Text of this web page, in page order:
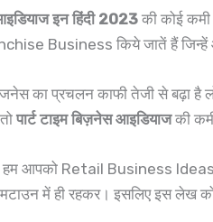
इन हिंदी 2023 की कोई
Business किये जातें हैं
का प्रचलन काफी तेजी से बढ़ा है
पार्ट टाइम बिज़नेस आइडियाजकी
आपको Retail Business Ideas
में ही रहकर। इसलिए इस लेख